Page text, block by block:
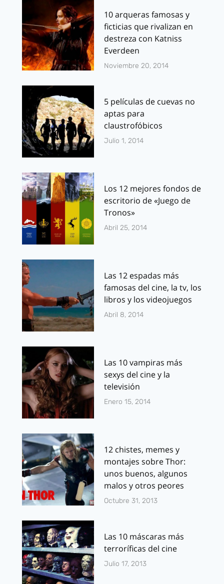
10 arqueras famosas y
ficticias que rivalizan en
destreza con Katniss
Everdeen
Noviembre 20, 2014
5 películas de cuevas no
aptas para
claustrofóbicos
Julio 1, 2014
Los 12 mejores fondos de
escritorio de «Juego de
Tronos»
Abril 25, 2014
Las 12 espadas más
famosas del cine, la tv, los
libros y los videojuegos
Abril 8, 2014
Las 10 vampiras más
sexys del cine y la
televisión
Enero 15, 2014
12 chistes, memes y
montajes sobre Thor:
unos buenos, algunos
malos y otros peores
Octubre 31, 2013
Las 10 máscaras más
terroríficas del cine
Julio 17, 2013